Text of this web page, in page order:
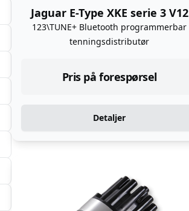
Jaguar E-Type XKE serie 3 V12
123\TUNE+ Bluetooth programmerbar
tenningsdistributør
Pris på forespørsel
Detaljer